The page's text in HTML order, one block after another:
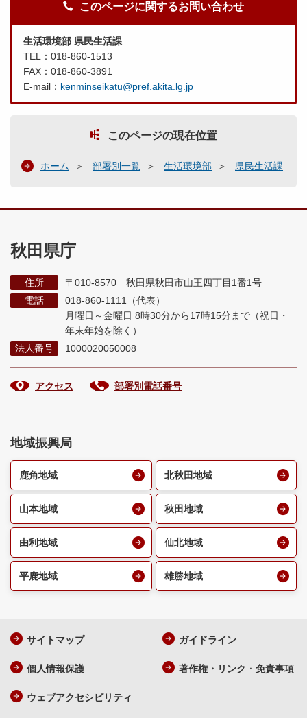
このページに関するお問い合わせ
生活環境部 県民生活課
TEL：018-860-1513
FAX：018-860-3891
E-mail： kenminseikatu@pref.akita.lg.jp
このページの現在位置
ホーム 部署別一覧 生活環境部 県民生活課
秋田県庁
住所
〒010-8570 秋田県秋田市山王四丁目1番1号
電話
018-860-1111（代表）
月曜日～金曜日 8時30分から17時15分まで （祝日・
年末年始を除く）
法人番号
1000020050008
アクセス 部署別電話番号
地域振興局
鹿角地域 北秋田地域
山本地域 秋田地域
由利地域 仙北地域
平鹿地域 雄勝地域
サイトマップ ガイドライン
個人情報保護 著作権・リンク・免責事項
ウェブアクセシビリティ